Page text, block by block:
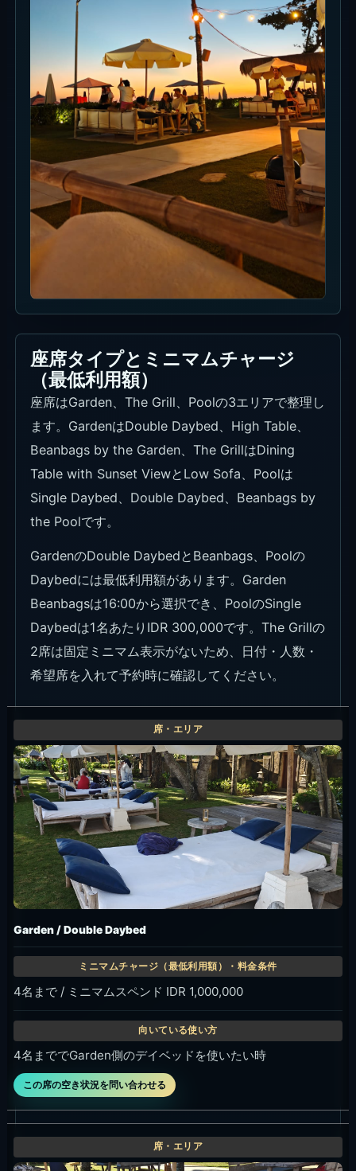
座席タイプとミニマムチャージ
（最低利用額）
座席はGarden、The Grill、Poolの3エリアで整理し
ます。GardenはDouble Daybed、High Table、
Beanbags by the Garden、The GrillはDining
Table with Sunset ViewとLow Sofa、Poolは
Single Daybed、Double Daybed、Beanbags by
the Poolです。
GardenのDouble DaybedとBeanbags、Poolの
Daybedには最低利用額があります。Garden
Beanbagsは16:00から選択でき、PoolのSingle
Daybedは1名あたりIDR 300,000です。The Grillの
2席は固定ミニマム表示がないため、日付・人数・
希望席を入れて予約時に確認してください。
Garden / Double Daybed
4名まで / ミニマムスペンド IDR 1,000,000
4名まででGarden側のデイベッドを使いたい時
この席の空き状況を問い合わせる